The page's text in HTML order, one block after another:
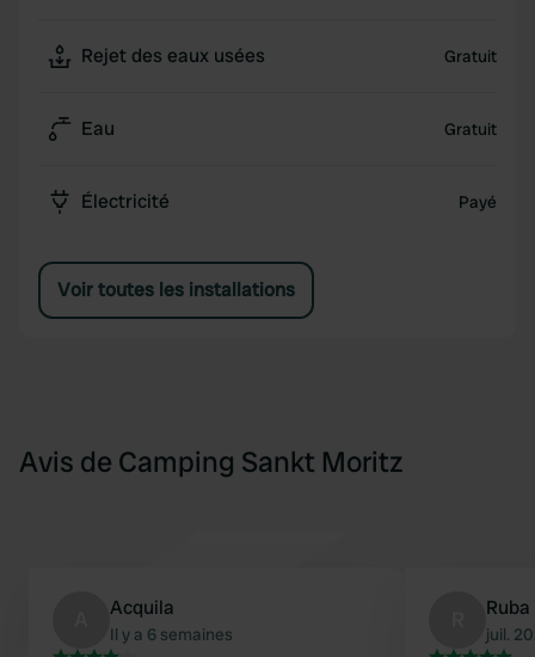
Rejet des eaux usées Gratuit
Eau Gratuit
Électricité Payé
Voir toutes les installations
Avis de Camping Sankt Moritz
Acquila
Il y a 6 semaines
Ruba
juil.